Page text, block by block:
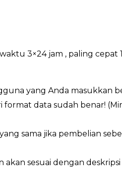
3×24 jam , paling cepat 1
yang Anda masukkan
format data sudah benar!
sama jika pembelian
akan sesuai dengan